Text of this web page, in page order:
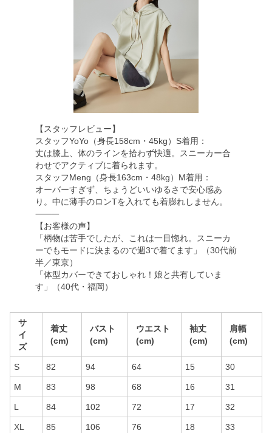
【スタッフレビュー】
スタッフYoYo（身長158cm・45kg）S着用：
丈は膝上、体のラインを拾わず快適。スニーカー合
わせでアクティブに着られます。
スタッフMeng（身長163cm・48kg）M着用：
オーバーすぎず、ちょうどいいゆるさで安心感あ
り。中に薄手のロンTを入れても着膨れしません。
⸻
【お客様の声】
「柄物は苦手でしたが、これは一目惚れ。スニーカ
ーでもモードに決まるので週3で着てます」（30代前
半／東京）
「体型カバーできておしゃれ！娘と共有していま
す」（40代・福岡）
サ
イ
ズ
着丈
(cm)
バスト
(cm)
ウエスト
(cm)
袖丈
(cm)
肩幅
(cm)
S 82 94 64 15 30
M 83 98 68 16 31
L 84 102 72 17 32
XL 85 106 76 18 33